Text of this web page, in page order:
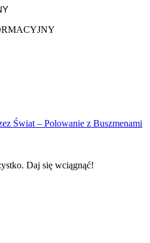
Świat – Polowanie z Buszmenami
Daj się wciągnąć!